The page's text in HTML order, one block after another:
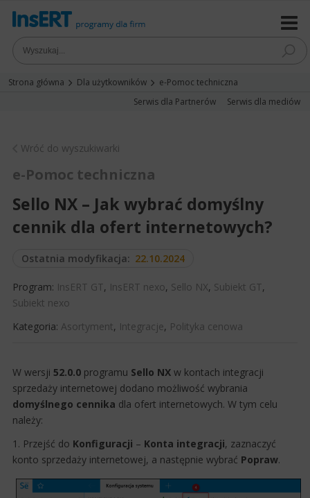
Strona główna Dla użytkowników
e-Pomoc techniczna
Serwis dla Partnerów
Serwis dla mediów
Wróć do wyszukiwarki
e-Pomoc techniczna
Sello NX – Jak wybrać domyślny
cennik dla ofert internetowych?
Ostatnia modyfikacja: 22.10.2024
Program: InsERT GT, InsERT nexo, Sello NX, Subiekt GT,
Subiekt nexo
Kategoria: Asortyment, Integracje, Polityka cenowa
​W wersji 52.0.0 programu Sello NX w kontach integracji
sprzedaży internetowej dodano możliwość wybrania
domyślnego cennika dla ofert internetowych. W tym celu
należy:​
1. Przejść do Konfiguracji – Konta integracji, zaznaczyć
konto sprzedaży internetowej, a następnie wybrać Popraw​.